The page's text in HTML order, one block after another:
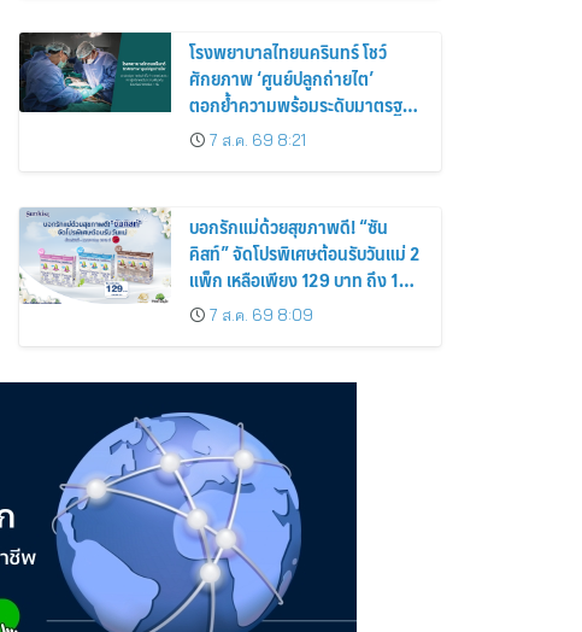
โรงพยาบาลไทยนครินทร์ โชว์
ศักยภาพ ‘ศูนย์ปลูกถ่ายไต’
ตอกย้ำความพร้อมระดับมาตรฐาน
เดินหน้าผ่าตัดปลูกถ่ายไตสำเร็จ 2
รายพร้อมกัน จากผู้บริจาคอวัยวะ
7 ส.ค. 69 8:21
บอกรักแม่ด้วยสุขภาพดี! “ซัน
คิสท์” จัดโปรพิเศษต้อนรับวันแม่ 2
แพ็ก เหลือเพียง 129 บาท ถึง 12
ส.ค. นี้7 ส.ค. 69 8:09